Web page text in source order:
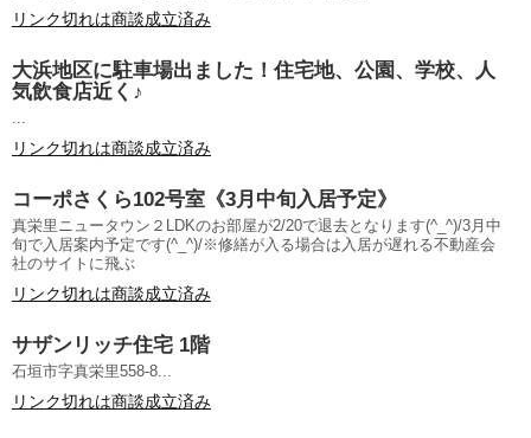
リンク切れは商談成立済み
大浜地区に駐車場出ました！住宅地、公園、学校、人
気飲食店近く♪
...
リンク切れは商談成立済み
コーポさくら102号室《3月中旬入居予定》
真栄里ニュータウン２LDKのお部屋が2/20で退去となります(^_^)/3月中
旬で入居案内予定です(^_^)/※修繕が入る場合は入居が遅れる不動産会
社のサイトに飛ぶ
リンク切れは商談成立済み
サザンリッチ住宅 1階
石垣市字真栄里558-8...
リンク切れは商談成立済み